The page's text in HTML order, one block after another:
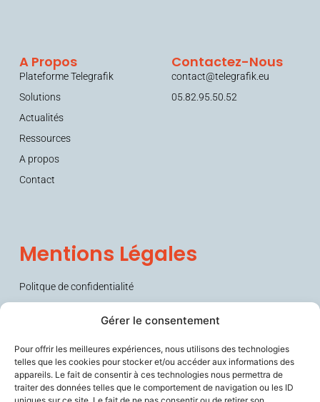
Gérer le consentement
Pour offrir les meilleures expériences, nous utilisons des technologies
telles que les cookies pour stocker et/ou accéder aux informations des
appareils. Le fait de consentir à ces technologies nous permettra de
traiter des données telles que le comportement de navigation ou les ID
A Propos
Plateforme Telegrafik
Solutions
Actualités
Ressources
A propos
Contact
Contactez-Nous
contact@telegrafik.eu
05.82.95.50.52
Mentions Légales
Politque de confidentialité